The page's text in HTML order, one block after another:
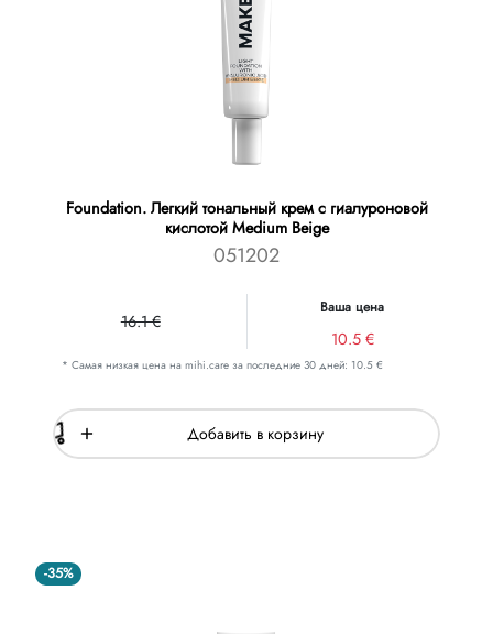
Foundation. Легкий тональный крем с гиалуроновой
кислотой Medium Beige
051202
16.1 €
Ваша цена
10.5 €
* Самая низкая цена на mihi.care за последние 30 дней: 10.5 €
Добавить в корзину
-35%